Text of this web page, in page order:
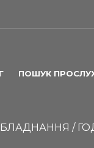
ПОШУК
/